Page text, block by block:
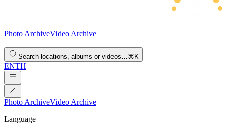
Photo ArchiveVideo Archive
Search locations, albums or videos…⌘K
ENTH
Photo ArchiveVideo Archive
Language